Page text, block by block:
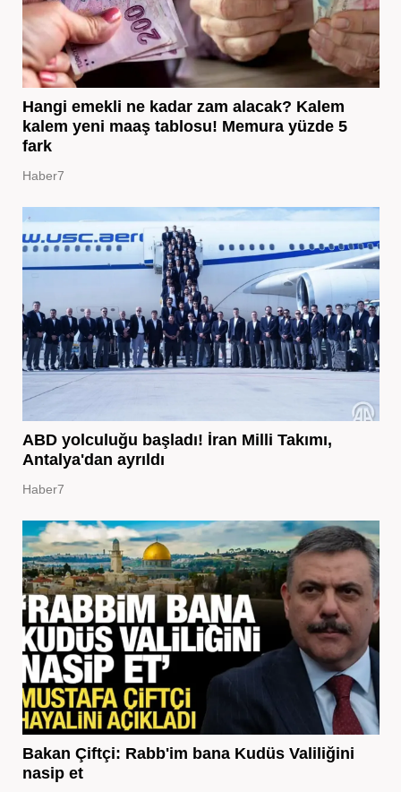
Hangi emekli ne kadar zam alacak? Kalem
kalem yeni maaş tablosu! Memura yüzde 5
fark
Haber7
ABD yolculuğu başladı! İran Milli Takımı,
Antalya'dan ayrıldı
Haber7
Bakan Çiftçi: Rabb'im bana Kudüs Valiliğini
nasip et